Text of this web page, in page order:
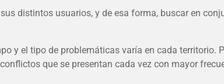
distintos usuarios, y de esa forma, buscar en
y el tipo de problemáticas varía en cada territorio.
que se presentan cada vez con mayor